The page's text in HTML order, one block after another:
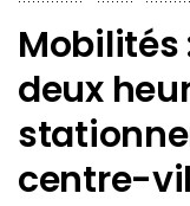
Mobilités
deux
centre-